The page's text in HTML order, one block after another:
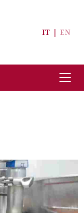
IT | EN